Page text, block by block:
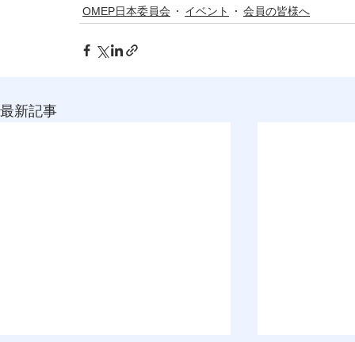
OMEP日本委員会 イベント 会員の皆様へ
最新記事